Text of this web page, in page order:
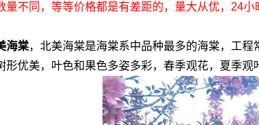
量不同， 等等价格都是有差距的，量大从优，24小
海棠，北美海棠是海棠系中品种最多的海棠，工
形优美，叶色和果色多姿多彩，春季观花，夏季